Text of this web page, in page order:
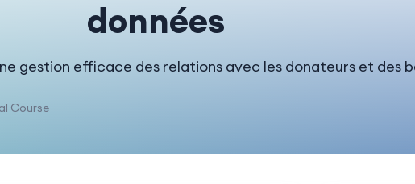
données
gestion efficace des relations avec les donateurs et des
Course